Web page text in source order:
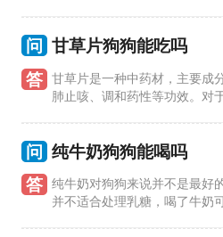
问 甘草片狗狗能吃吗
答 甘草片是一种中药材，主要成
肺止咳、调和药性等功效。对
问 纯牛奶狗狗能喝吗
答 纯牛奶对狗狗来说并不是最好
并不适合处理乳糖，喝了牛奶